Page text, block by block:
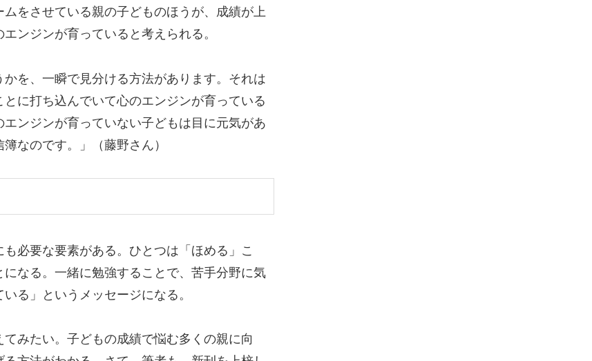
をさせている親の子どものほうが、成績が上
ンジンが育っていると考えられる。
を、一瞬で見分ける方法があります。それは
に打ち込んでいて心のエンジンが育っている
ンジンが育っていない子どもは目に元気があ
なのです。」（藤野さん）
必要な要素がある。ひとつは「ほめる」こ
なる。一緒に勉強することで、苦手分野に気
る」というメッセージになる。
みたい。子どもの成績で悩む多くの親に向